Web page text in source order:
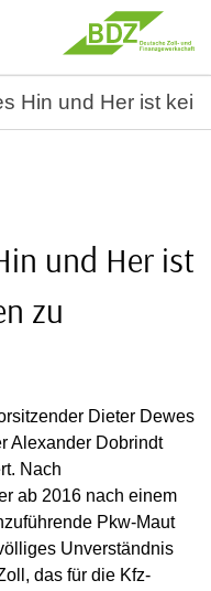
Hin und Her ist
und Her ist
zu
Dieter Dewes
Alexander Dobrindt
Nach
ab 2016 nach einem
Pkw-Maut
Unverständnis
das für die Kfz-